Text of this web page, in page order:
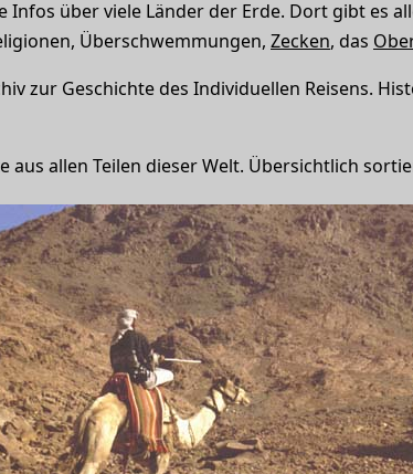
Infos über viele Länder der Erde. Dort gibt es
Überschwemmungen, Zecken, das
zur Geschichte des Individuellen Reisens.
aus allen Teilen dieser Welt. Übersichtlich